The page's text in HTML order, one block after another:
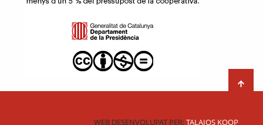
WEB DESENVOLUPAT PER:TALAIOS KOOP